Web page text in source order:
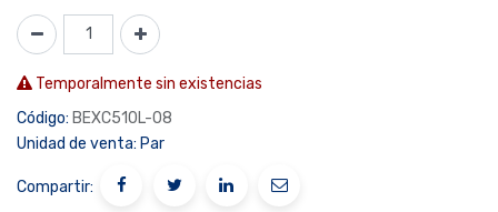
Temporalmente sin existencias
Código: BEXC510L-08
Unidad de venta: Par
Compartir: